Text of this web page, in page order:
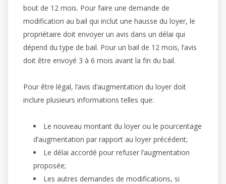
bout de 12 mois. Pour faire une demande de
modification au bail qui inclut une hausse du loyer, le
propriétaire doit envoyer un avis dans un délai qui
dépend du type de bail. Pour un bail de 12 mois, l’avis
doit être envoyé 3 à 6 mois avant la fin du bail.
Pour être légal, l’avis d’augmentation du loyer doit
inclure plusieurs informations telles que:
Le nouveau montant du loyer ou le pourcentage
d’augmentation par rapport au loyer précédent;
Le délai accordé pour refuser l’augmentation
proposée;
Les autres demandes de modifications, si